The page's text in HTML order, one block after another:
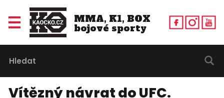
MMA, K1, BOX
bojové sporty
Vítězný návrat do UFC.